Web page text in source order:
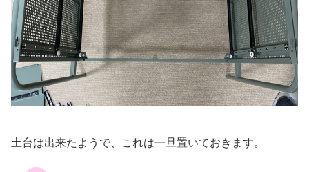
土台は出来たようで、これは一旦置いておきます。